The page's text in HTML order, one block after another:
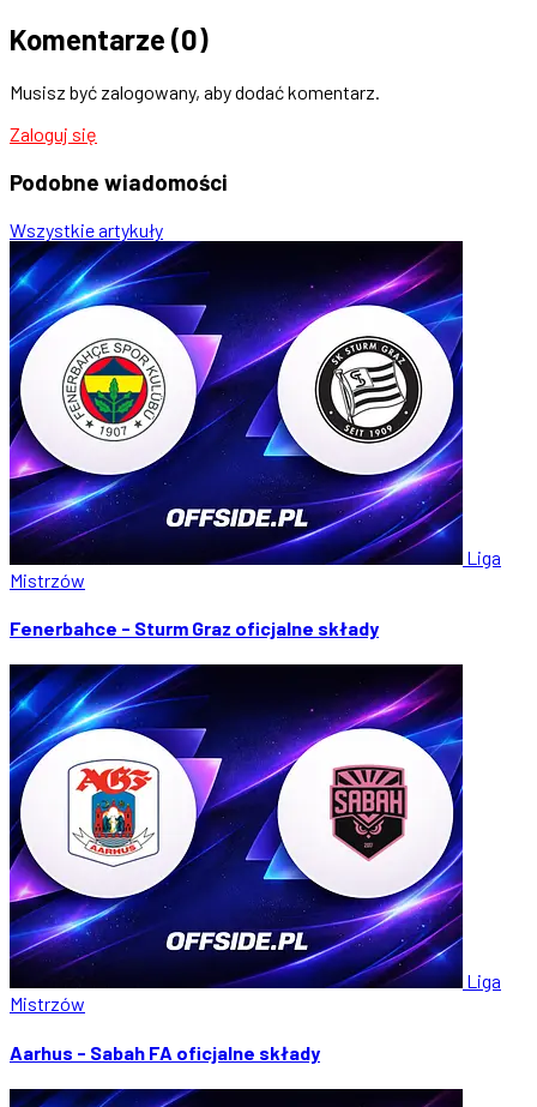
Komentarze (0)
Musisz być zalogowany, aby dodać komentarz.
Zaloguj się
Podobne wiadomości
Wszystkie artykuły
Liga
Mistrzów
Fenerbahce - Sturm Graz oficjalne składy
Liga
Mistrzów
Aarhus - Sabah FA oficjalne składy